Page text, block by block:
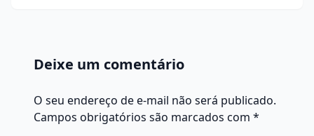
Deixe um comentário
O seu endereço de e-mail não será publicado.
Campos obrigatórios são marcados com *